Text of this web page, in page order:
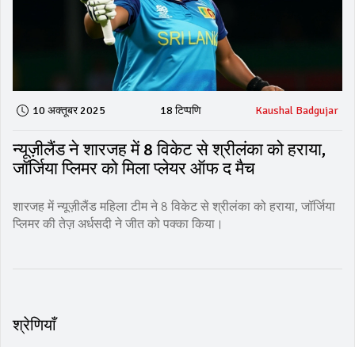
10 अक्तूबर 2025 18 टिप्पणि Kaushal Badgujar
न्यूज़ीलैंड ने शारजह में 8 विकेट से श्रीलंका को हराया,
जॉर्जिया प्लिमर को मिला प्लेयर ऑफ द मैच
शारजह में न्यूज़ीलैंड महिला टीम ने 8 विकेट से श्रीलंका को हराया, जॉर्जिया
प्लिमर की तेज़ अर्धसदी ने जीत को पक्का किया।
श्रेणियाँ